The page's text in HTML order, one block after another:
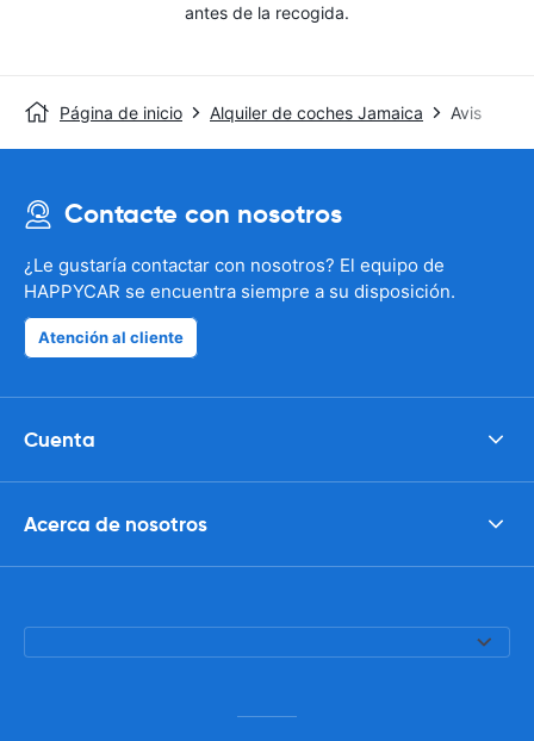
antes de la recogida.
Página de inicio Alquiler de coches Jamaica Avis
Contacte con nosotros
¿Le gustaría contactar con nosotros? El equipo de
HAPPYCAR se encuentra siempre a su disposición.
Atención al cliente
Cuenta
Acerca de nosotros